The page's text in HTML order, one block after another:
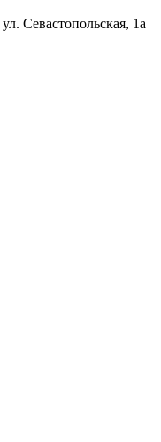
Севастопольская, 1а